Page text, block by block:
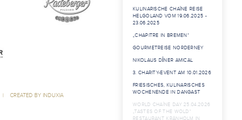
KULINARISCHE CHAÎNE REISE
HELGOLAND VOM 19.06.2025 -
23.06.2025
„CHAPITRE IN BREMEN“
GOURMETREISE NORDERNEY
NIKOLAUS DȊNER AMICAL
3. CHARITY-EVENT AM 10.01.2026
FRIESISCHES, KULINARISCHES
WOCHENENDE IN DANGAST
WORLD CHAÎNE DAY 25.04.2026
„TASTES OF THE WOLD“
RESTAURANT KRÄNHOLM IN
| CREATED BY INDUXIA